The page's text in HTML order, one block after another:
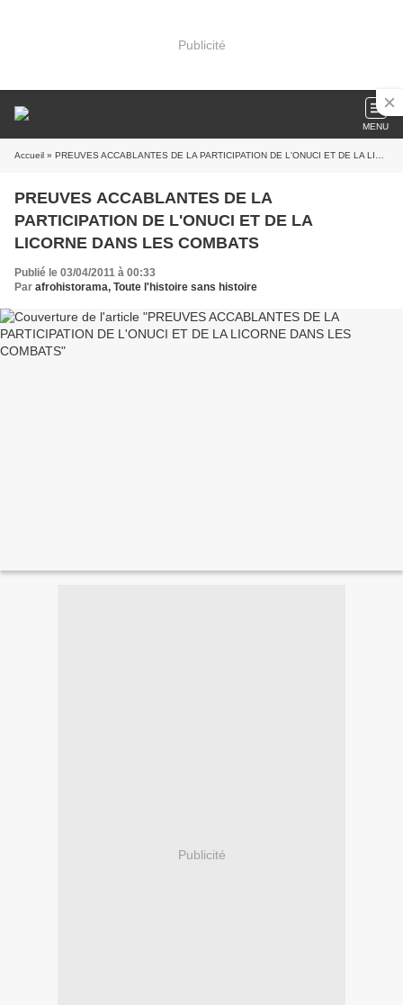
Publicité
MENU
Accueil » PREUVES ACCABLANTES DE LA PARTICIPATION DE L'ONUCI ET DE LA LICORNE DANS LES COMBATS
PREUVES ACCABLANTES DE LA
PARTICIPATION DE L'ONUCI ET DE LA
LICORNE DANS LES COMBATS
Publié le 03/04/2011 à 00:33
Par afrohistorama, Toute l'histoire sans histoire
Publicité